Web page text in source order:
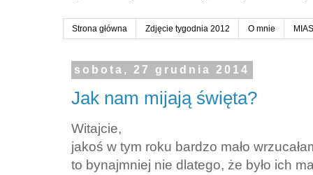
Strona główna Zdjęcie tygodnia 2012 O mnie
sobota, 27 grudnia 2014
Jak nam mijają święta?
Witajcie,
jakoś w tym roku bardzo mało
to bynajmniej nie dlatego, że było ich